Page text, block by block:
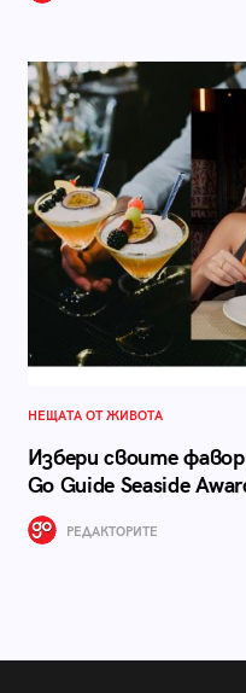
НЕЩАТА ОТ ЖИВОТА
Избери своите
Go Guide Seaside
РЕДАКТОРИТЕ